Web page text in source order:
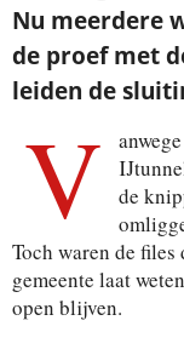
Nu meerdere
de proef met
leiden de
V
de
Toch waren de files
gemeente laat
open blijven.